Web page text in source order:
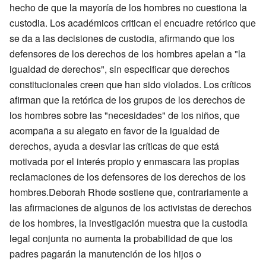
hecho de que la mayoría de los hombres no cuestiona la
custodia. Los académicos critican el encuadre retórico que
se da a las decisiones de custodia, afirmando que los
defensores de los derechos de los hombres apelan a "la
igualdad de derechos", sin especificar que derechos
constitucionales creen que han sido violados. Los críticos
afirman que la retórica de los grupos de los derechos de
los hombres sobre las "necesidades" de los niños, que
acompaña a su alegato en favor de la igualdad de
derechos, ayuda a desviar las críticas de que está
motivada por el interés propio y enmascara las propias
reclamaciones de los defensores de los derechos de los
hombres.Deborah Rhode sostiene que, contrariamente a
las afirmaciones de algunos de los activistas de derechos
de los hombres, la investigación muestra que la custodia
legal conjunta no aumenta la probabilidad de que los
padres pagarán la manutención de los hijos o